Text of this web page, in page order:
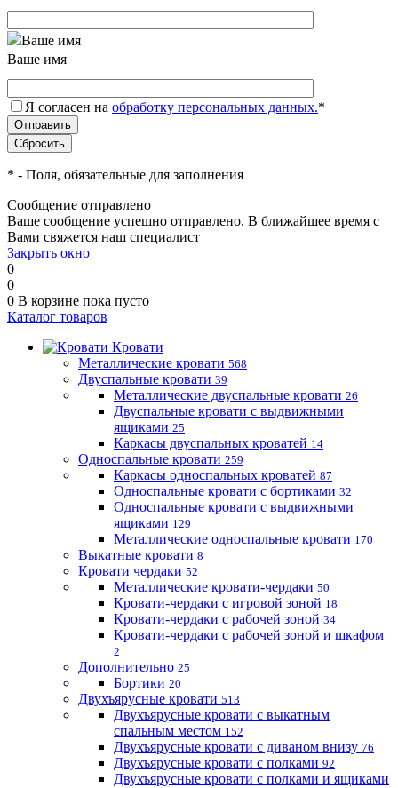
Ваше имя
Я согласен на обработку персональных данных.*
* - Поля, обязательные для заполнения
Сообщение отправлено
Ваше сообщение успешно отправлено. В ближайшее время с
Вами свяжется наш специалист
Закрыть окно
0
0
0 В корзине пока пусто
Каталог товаров
Кровати
Металлические кровати 568
Двуспальные кровати 39
Металлические двуспальные кровати 26
Двуспальные кровати с выдвижными
ящиками 25
Каркасы двуспальных кроватей 14
Односпальные кровати 259
Каркасы односпальных кроватей 87
Односпальные кровати с бортиками 32
Односпальные кровати с выдвижными
ящиками 129
Металлические односпальные кровати 170
Выкатные кровати 8
Кровати чердаки 52
Металлические кровати-чердаки 50
Кровати-чердаки с игровой зоной 18
Кровати-чердаки с рабочей зоной 34
Кровати-чердаки с рабочей зоной и шкафом
2
Дополнительно 25
Бортики 20
Двухъярусные кровати 513
Двухъярусные кровати с выкатным
спальным местом 152
Двухъярусные кровати с диваном внизу 76
Двухъярусные кровати с полками 92
Двухъярусные кровати с полками и ящиками